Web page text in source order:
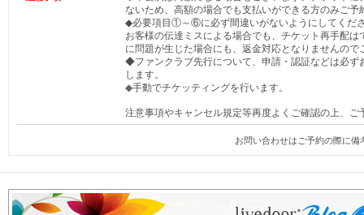
ないため、高額の場合でも支払いができる方のみご予
◆必要項目①～⑥に必ず間違いがないようにしてくだ
お客様の伝達ミスによる場合でも、チケット再手配
に問題が生じた場合にも、返金対応となりませんので
◆ファンクラブ先行について、申請・認証などは必ず
します。
◆手動でチケッティングを行います。
注意事項やキャンセル規定等再度よくご確認の上、ご
お問い合わせはご予約の際に